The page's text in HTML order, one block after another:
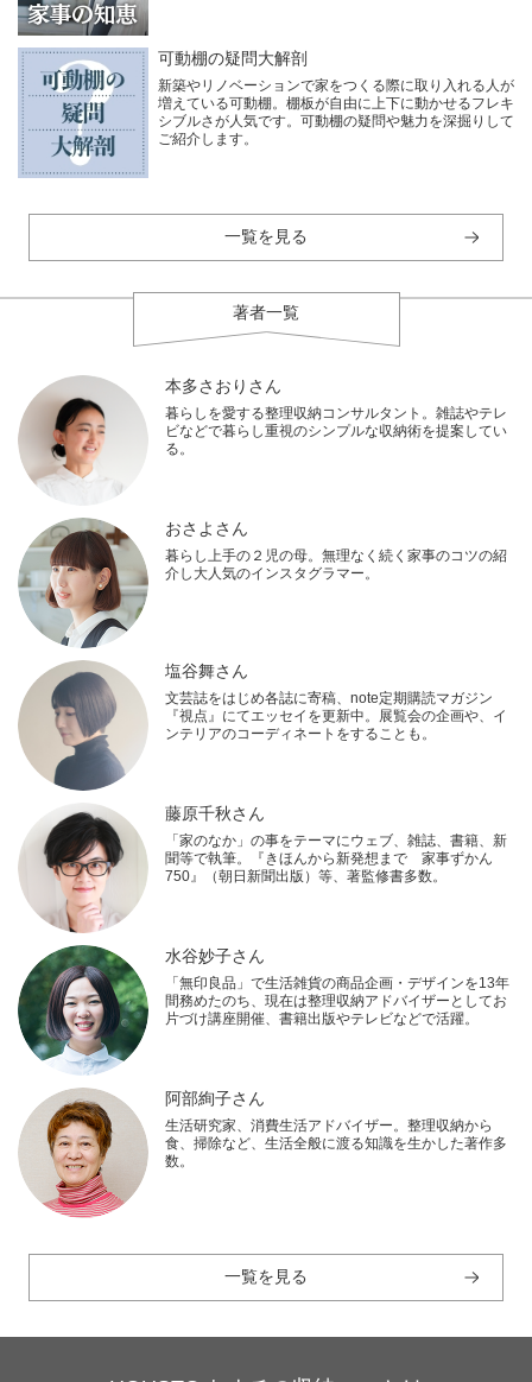
可動棚の疑問大解剖
新築やリノベーションで家をつくる際に取り入れる人が
増えている可動棚。棚板が自由に上下に動かせるフレキ
シブルさが人気です。可動棚の疑問や魅力を深掘りして
ご紹介します。
一覧を見る
著者一覧
本多さおりさん
暮らしを愛する整理収納コンサルタント。雑誌やテレ
ビなどで暮らし重視のシンプルな収納術を提案してい
る。
おさよさん
暮らし上手の２児の母。無理なく続く家事のコツの紹
介し大人気のインスタグラマー。
塩谷舞さん
文芸誌をはじめ各誌に寄稿、note定期購読マガジン
『視点』にてエッセイを更新中。展覧会の企画や、イ
ンテリアのコーディネートをすることも。
藤原千秋さん
「家のなか」の事をテーマにウェブ、雑誌、書籍、新
聞等で執筆。『きほんから新発想まで 家事ずかん
750』（朝日新聞出版）等、著監修書多数。
水谷妙子さん
「無印良品」で生活雑貨の商品企画・デザインを13年
間務めたのち、現在は整理収納アドバイザーとしてお
片づけ講座開催、書籍出版やテレビなどで活躍。
阿部絢子さん
生活研究家、消費生活アドバイザー。整理収納から
食、掃除など、生活全般に渡る知識を生かした著作多
数。
一覧を見る